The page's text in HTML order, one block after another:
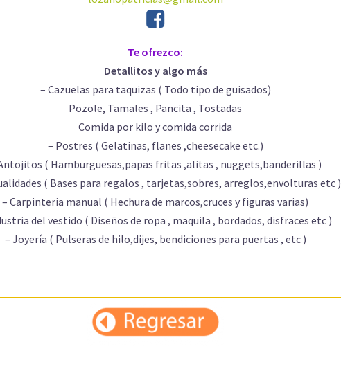
Te ofrezco:
Detallitos y algo más
– Cazuelas para taquizas ( Todo tipo de guisados)
Pozole, Tamales , Pancita , Tostadas
Comida por kilo y comida corrida
– Postres ( Gelatinas, flanes ,cheesecake etc.)
( Hamburguesas,papas fritas ,alitas , nuggets,banderillas )
( Bases para regalos , tarjetas,sobres, arreglos,envolturas etc )
– Carpinteria manual ( Hechura de marcos,cruces y figuras varias)
del vestido ( Diseños de ropa , maquila , bordados, disfraces etc )
– Joyería ( Pulseras de hilo,dijes, bendiciones para puertas , etc )